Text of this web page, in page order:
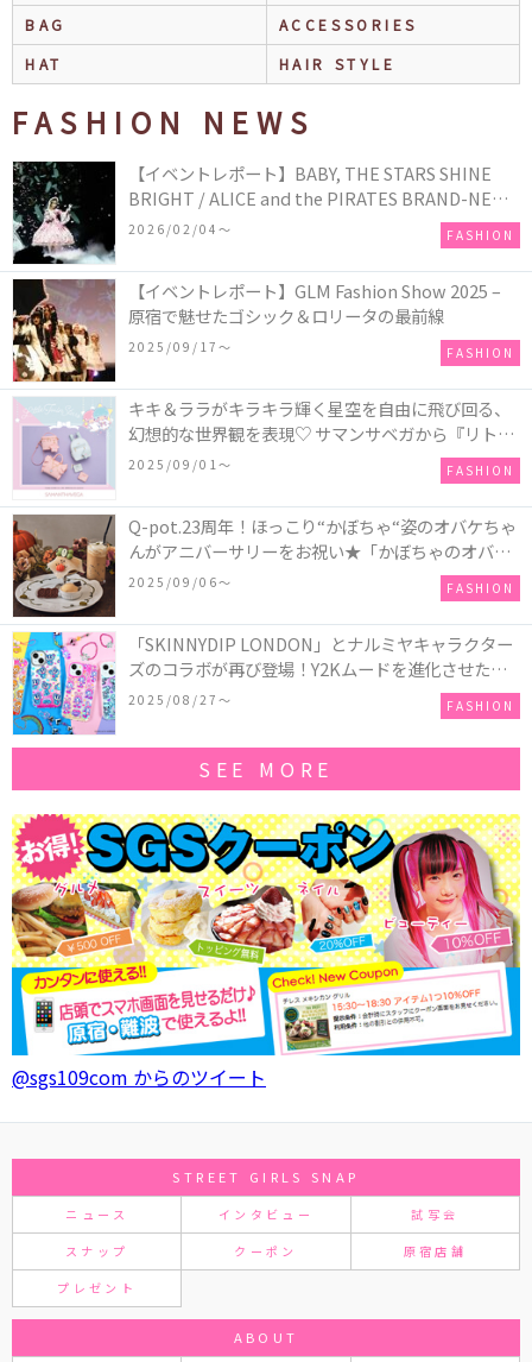
BAG
ACCESSORIES
HAT
HAIR STYLE
FASHION NEWS
【イベントレポート】BABY, THE STARS SHINE
BRIGHT / ALICE and the PIRATES BRAND-NEW
COLLECTION in TOKYO
2026/02/04〜 FASHION
【イベントレポート】GLM Fashion Show 2025 –
原宿で魅せたゴシック＆ロリータの最前線
2025/09/17〜 FASHION
キキ＆ララがキラキラ輝く星空を自由に飛び回る、
幻想的な世界観を表現♡ サマンサベガから『リトル
ツインスターズ』50周年アニバーサリーイヤー』を
2025/09/01〜 FASHION
Q-pot.23周年！ほっこり“かぼちゃ“姿のオバケちゃ
んがアニバーサリーをお祝い★「かぼちゃのオバケ
ーキアクセサリー」が新発売！Q-pot CAFE.では
「かぼちゃのオバケーキプレート」も登場
2025/09/06〜 FASHION
「SKINNYDIP LONDON」とナルミヤキャラクター
ズのコラボが再び登場！Y2Kムードを進化させた新
作コレクションを発売♪
2025/08/27〜 FASHION
SEE MORE
@sgs109com からのツイート
STREET GIRLS SNAP
ニュース インタビュー 試写会
スナップ クーポン 原宿店舗
プレゼント
ABOUT